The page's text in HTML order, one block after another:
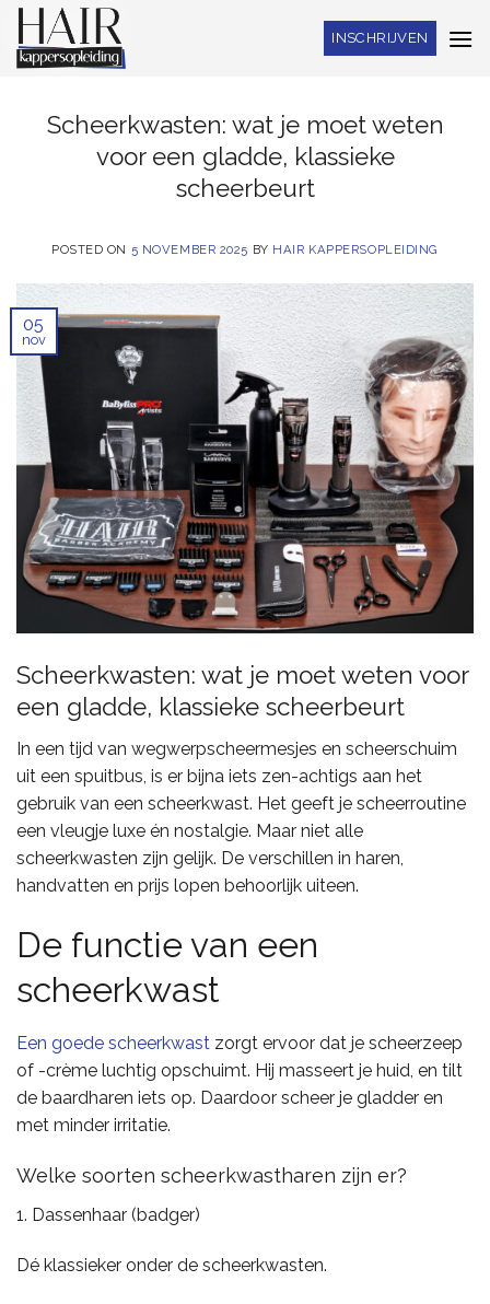
Skip
content
INSCHRIJVEN
Scheerkwasten: wat je moet weten
voor een gladde, klassieke
scheerbeurt
POSTED ON 5 NOVEMBER 2025 BY HAIR KAPPERSOPLEIDING
05
nov
Scheerkwasten: wat je moet weten voor
een gladde, klassieke scheerbeurt
In een tijd van wegwerpscheermesjes en scheerschuim
uit een spuitbus, is er bijna iets zen-achtigs aan het
gebruik van een scheerkwast. Het geeft je scheerroutine
een vleugje luxe én nostalgie. Maar niet alle
scheerkwasten zijn gelijk. De verschillen in haren,
handvatten en prijs lopen behoorlijk uiteen.
De functie van een
scheerkwast
Een goede scheerkwast zorgt ervoor dat je scheerzeep
of -crème luchtig opschuimt. Hij masseert je huid, en tilt
de baardharen iets op. Daardoor scheer je gladder en
met minder irritatie.
Welke soorten scheerkwastharen zijn er?
1. Dassenhaar (badger)
Dé klassieker onder de scheerkwasten.